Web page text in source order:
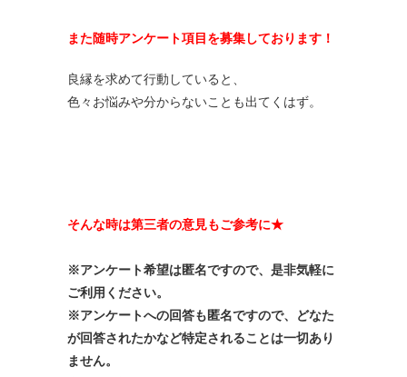
また随時アンケート項目を募集しております！
良縁を求めて行動していると、
色々お悩みや分からないことも出てくはず。
そんな時は第三者の意見もご参考に★
※アンケート希望は匿名ですので、是非気軽に
ご利用ください。
※アンケートへの回答も匿名ですので、どなた
が回答されたかなど特定されることは一切あり
ません。